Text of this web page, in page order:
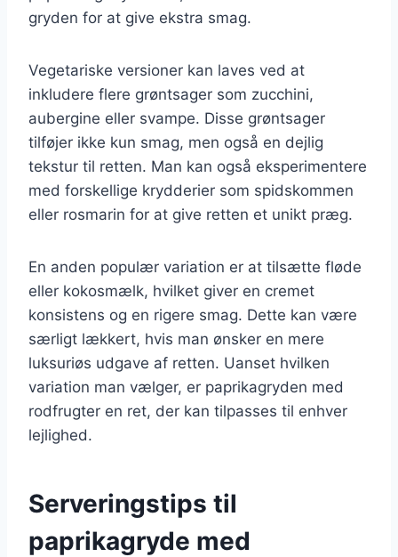
gryden for at give ekstra smag.
Vegetariske versioner kan laves ved at
inkludere flere grøntsager som zucchini,
aubergine eller svampe. Disse grøntsager
tilføjer ikke kun smag, men også en dejlig
tekstur til retten. Man kan også eksperimentere
med forskellige krydderier som spidskommen
eller rosmarin for at give retten et unikt præg.
En anden populær variation er at tilsætte fløde
eller kokosmælk, hvilket giver en cremet
konsistens og en rigere smag. Dette kan være
særligt lækkert, hvis man ønsker en mere
luksuriøs udgave af retten. Uanset hvilken
variation man vælger, er paprikagryden med
rodfrugter en ret, der kan tilpasses til enhver
lejlighed.
Serveringstips til
paprikagryde med